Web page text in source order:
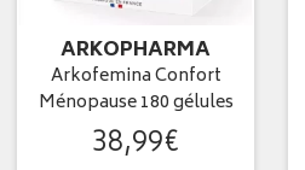
ARKOPHARMA
Arkofemina Confort
Ménopause 180 gélules
38,99€